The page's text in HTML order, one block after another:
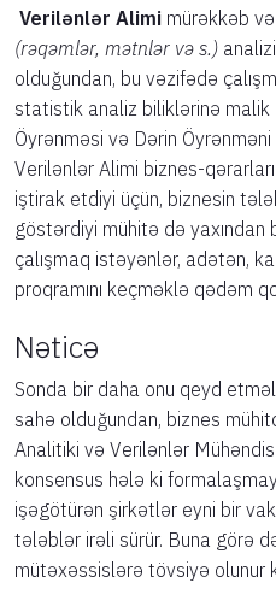
Verilənlər Alimi mürəkkəb
(rəqəmlər, mətnlər və s.)
olduğundan, bu vəzifədə
statistik analiz biliklərinə malik
Öyrənməsi və Dərin Öyrənməni
Verilənlər Alimi biznes-
iştirak etdiyi üçün, biznesin
göstərdiyi mühitə də yaxından
çalışmaq istəyənlər, adətən,
proqramını keçməklə qədəm
Nəticə
Sonda bir daha onu qeyd
sahə olduğundan, biznes
Analitiki və Verilənlər
konsensus hələ ki
işəgötürən şirkətlər eyni bir
tələblər irəli sürür. Buna görə
mütəxəssislərə tövsiyə olunur